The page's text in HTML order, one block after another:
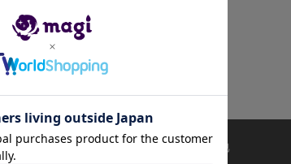
注目商品一覧 その他